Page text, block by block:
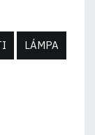
LÁMPA